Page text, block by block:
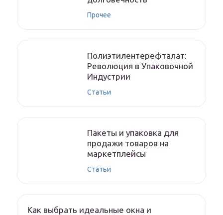
Прочее
Полиэтилентерефталат:
Революция в Упаковочной
Индустрии
Статьи
Пакеты и упаковка для
продажи товаров на
маркетплейсы
Статьи
Как выбрать идеальные окна и